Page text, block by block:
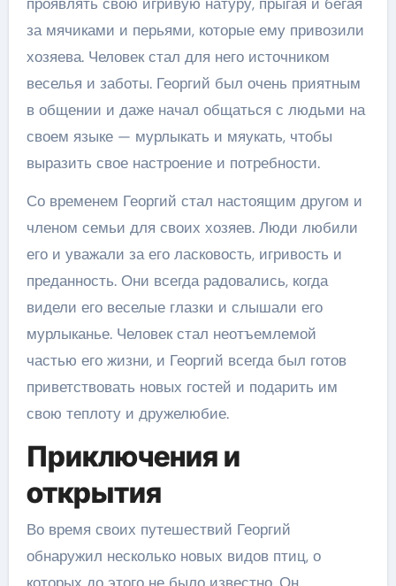
за мячиками и перьями, которые ему привозили
хозяева. Человек стал для него источником
веселья и заботы. Георгий был очень приятным
в общении и даже начал общаться с людьми на
своем языке — мурлыкать и мяукать, чтобы
выразить свое настроение и потребности.
Со временем Георгий стал настоящим другом и
членом семьи для своих хозяев. Люди любили
его и уважали за его ласковость, игривость и
преданность. Они всегда радовались, когда
видели его веселые глазки и слышали его
мурлыканье. Человек стал неотъемлемой
частью его жизни, и Георгий всегда был готов
приветствовать новых гостей и подарить им
свою теплоту и дружелюбие.
Приключения и
открытия
Во время своих путешествий Георгий
обнаружил несколько новых видов птиц, о